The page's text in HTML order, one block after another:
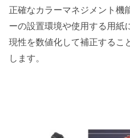
正確なカラーマネジメント機
ーの設置環境や使用する用紙
現性を数値化して補正するこ
します。